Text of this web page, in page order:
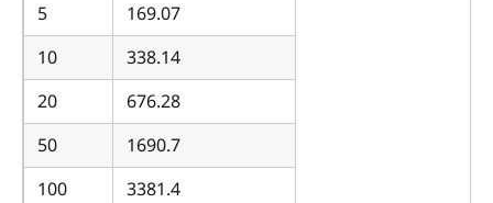
5
169.07
10
338.14
20
676.28
50
1690.7
100
3381.4